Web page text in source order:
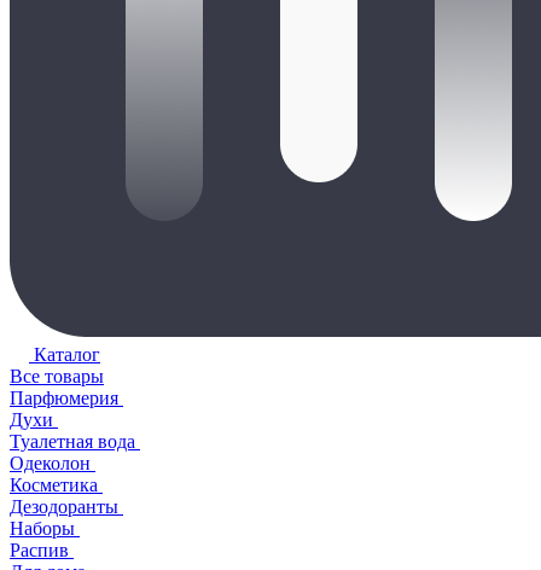
Каталог
Все товары
Парфюмерия
Духи
Туалетная вода
Одеколон
Косметика
Дезодоранты
Наборы
Распив